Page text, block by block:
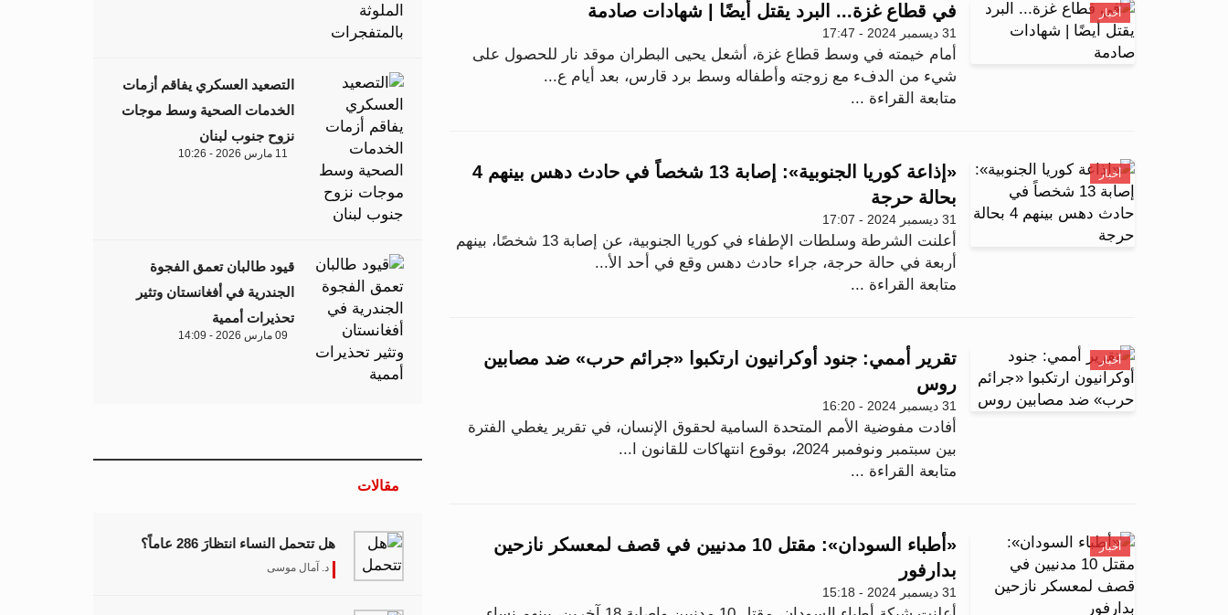
أخبار في قطاع غزة... البرد يقتل أيضًا | شهادات صادمة
31 ديسمبر 2024 - 17:47
أمام خيمته في وسط قطاع غزة، أشعل يحيى البطران موقد نار للحصول على
شيء من الدفء مع زوجته وأطفاله وسط برد قارس، بعد أيام ع...
متابعة القراءة ...
أخبار
«إذاعة كوريا الجنوبية»: إصابة 13 شخصاً في حادث دهس بينهم 4
بحالة حرجة
31 ديسمبر 2024 - 17:07
أعلنت الشرطة وسلطات الإطفاء في كوريا الجنوبية، عن إصابة 13 شخصًا، بينهم
أربعة في حالة حرجة، جراء حادث دهس وقع في أحد الأ...
متابعة القراءة ...
أخبار
تقرير أممي: جنود أوكرانيون ارتكبوا «جرائم حرب» ضد مصابين
روس
31 ديسمبر 2024 - 16:20
أفادت مفوضية الأمم المتحدة السامية لحقوق الإنسان، في تقرير يغطي الفترة
بين سبتمبر ونوفمبر 2024، بوقوع انتهاكات للقانون ا...
متابعة القراءة ...
أخبار
«أطباء السودان»: مقتل 10 مدنيين في قصف لمعسكر نازحين
بدارفور
31 ديسمبر 2024 - 15:18
التصعيد العسكري يفاقم أزمات
الخدمات الصحية وسط موجات
نزوح جنوب لبنان
11 مارس 2026 - 10:26
قيود طالبان تعمق الفجوة
الجندرية في أفغانستان وتثير
تحذيرات أممية
09 مارس 2026 - 14:09
مقالات
هل تتحمل النساء انتظارَ 286 عاماً؟
د. آمال موسى